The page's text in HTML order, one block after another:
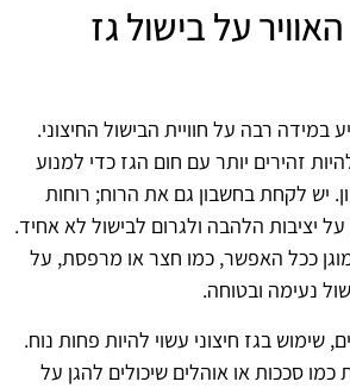
על בישול גז
במידה רבה על חוויית הבישול החיצוני.
זהירים יותר עם חום הגז כדי למנוע
יש לקחת בחשבון גם את הרוח; רוחות
יציבות הלהבה ולגרום לבישול לא אחיד.
ככל האפשר, כמו חצר או מרפסת, על
נעימה ובטוחה.
שימוש בגז חיצוני עשוי להיות פחות נוח.
סככות או אוהלים שיכולים להגן על